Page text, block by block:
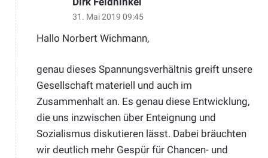
31. Mai 2019 09:45
Hallo Norbert Wichmann,
genau dieses Spannungsverhältnis greift unsere
Gesellschaft materiell und auch im
Zusammenhalt an. Es genau diese Entwicklung,
die uns inzwischen über Enteignung und
Sozialismus diskutieren lässt. Dabei bräuchten
wir deutlich mehr Gespür für Chancen- und